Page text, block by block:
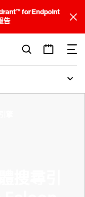
for Endpoint
告